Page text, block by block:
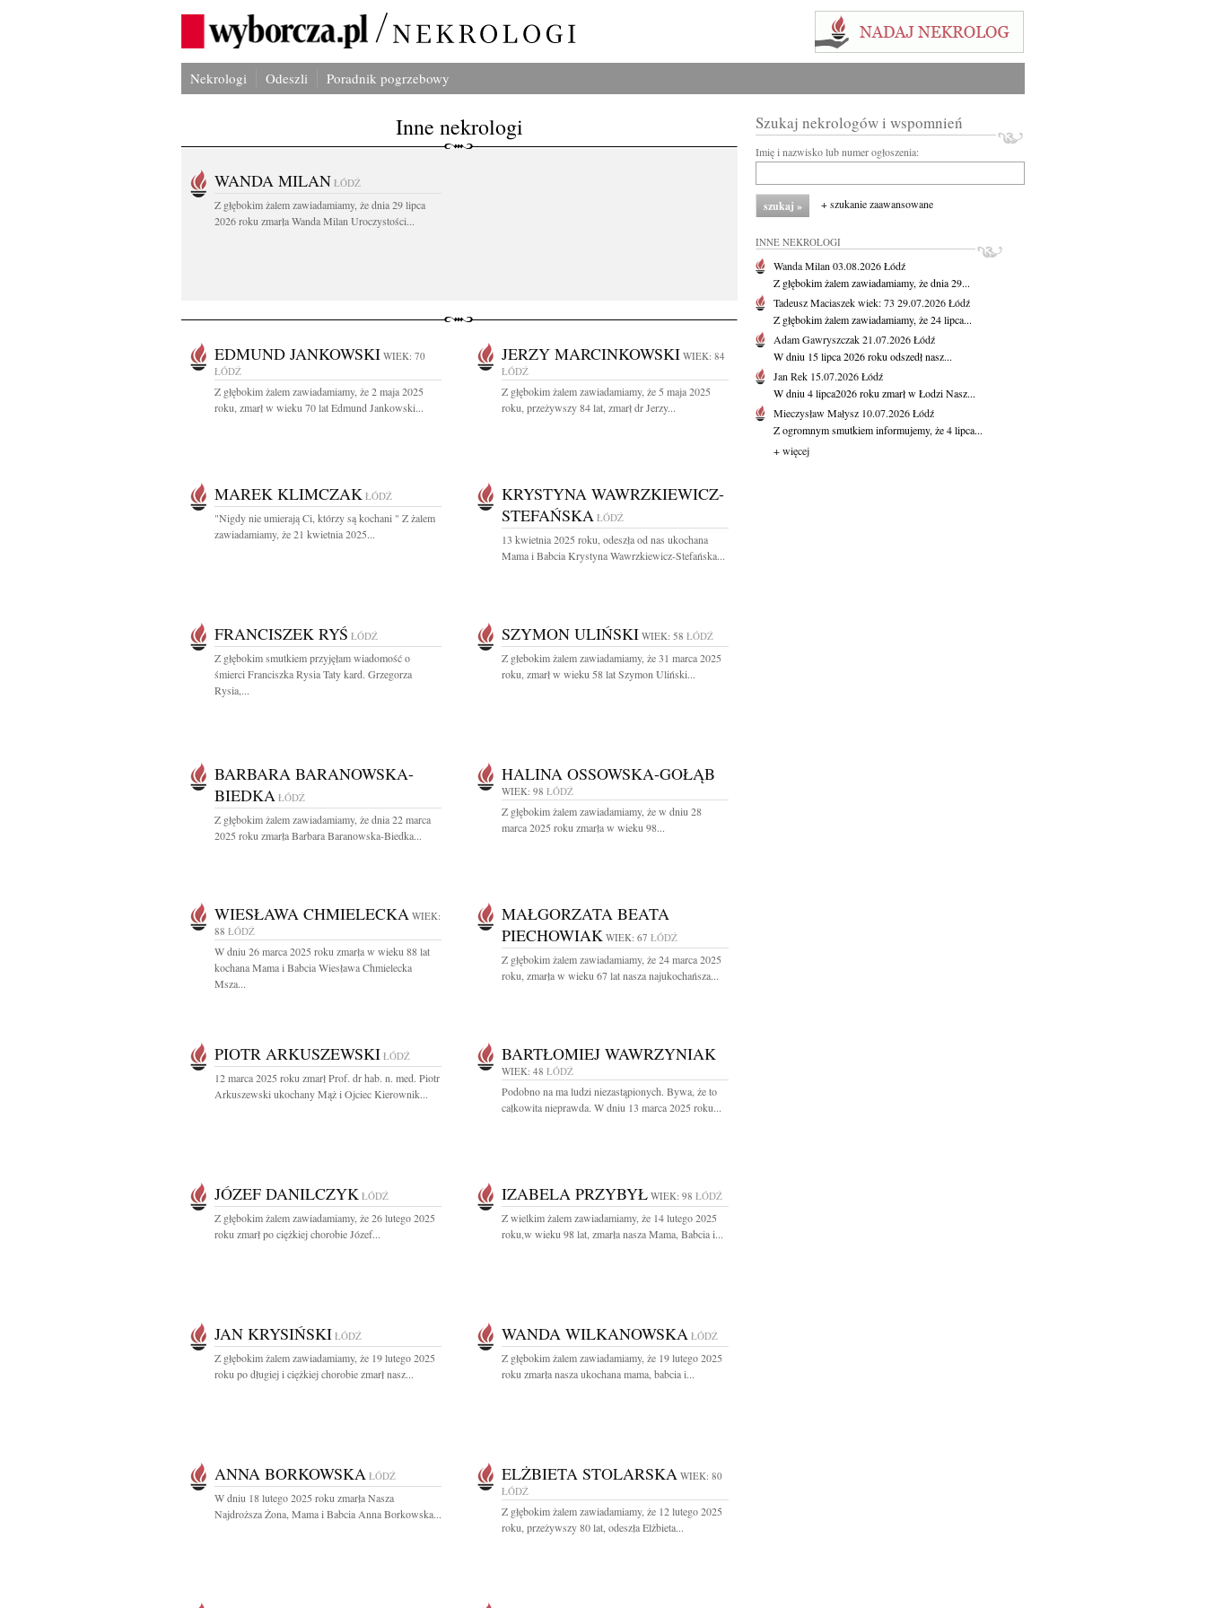
Nekrologi Odeszli Poradnik pogrzebowy
Inne nekrologi
WANDA MILAN ŁÓDŹ
Z głębokim żalem zawiadamiamy, że dnia 29 lipca
2026 roku zmarła Wanda Milan Uroczystości...
EDMUND JANKOWSKI WIEK: 70
ŁÓDŹ
Z głębokim żalem zawiadamiamy, że 2 maja 2025
roku, zmarł w wieku 70 lat Edmund Jankowski...
JERZY MARCINKOWSKI WIEK: 84
ŁÓDŹ
Z głębokim żalem zawiadamiamy, że 5 maja 2025
roku, przeżywszy 84 lat, zmarł dr Jerzy...
MAREK KLIMCZAK ŁÓDŹ
"Nigdy nie umierają Ci, którzy są kochani " Z żalem
zawiadamiamy, że 21 kwietnia 2025...
KRYSTYNA WAWRZKIEWICZ-
STEFAŃSKA ŁÓDŹ
13 kwietnia 2025 roku, odeszła od nas ukochana
Mama i Babcia Krystyna Wawrzkiewicz-Stefańska...
FRANCISZEK RYŚ ŁÓDŹ
Z głębokim smutkiem przyjęłam wiadomość o
śmierci Franciszka Rysia Taty kard. Grzegorza
Rysia,...
SZYMON ULIŃSKI WIEK: 58 ŁÓDŹ
Z głebokim żalem zawiadamiamy, że 31 marca 2025
roku, zmarł w wieku 58 lat Szymon Uliński...
BARBARA BARANOWSKA-
BIEDKA ŁÓDŹ
Z głębokim żalem zawiadamiamy, że dnia 22 marca
2025 roku zmarła Barbara Baranowska-Biedka...
HALINA OSSOWSKA-GOŁĄB
WIEK: 98 ŁÓDŹ
Z głębokim żalem zawiadamiamy, że w dniu 28
marca 2025 roku zmarła w wieku 98...
WIESŁAWA CHMIELECKA WIEK:
88 ŁÓDŹ
W dniu 26 marca 2025 roku zmarła w wieku 88 lat
kochana Mama i Babcia Wiesława Chmielecka
Msza...
MAŁGORZATA BEATA
PIECHOWIAK WIEK: 67 ŁÓDŹ
Z głębokim żalem zawiadamiamy, że 24 marca 2025
roku, zmarła w wieku 67 lat nasza najukochańsza...
PIOTR ARKUSZEWSKI ŁÓDŹ
12 marca 2025 roku zmarł Prof. dr hab. n. med. Piotr
Arkuszewski ukochany Mąż i Ojciec Kierownik...
BARTŁOMIEJ WAWRZYNIAK
WIEK: 48 ŁÓDŹ
Podobno na ma ludzi niezastąpionych. Bywa, że to
całkowita nieprawda. W dniu 13 marca 2025 roku...
JÓZEF DANILCZYK ŁÓDŹ
Z głębokim żalem zawiadamiamy, że 26 lutego 2025
roku zmarł po ciężkiej chorobie Józef...
IZABELA PRZYBYŁ WIEK: 98 ŁÓDŹ
Z wielkim żalem zawiadamiamy, że 14 lutego 2025
roku,w wieku 98 lat, zmarła nasza Mama, Babcia i...
JAN KRYSIŃSKI ŁÓDŹ
Z głębokim żalem zawiadamiamy, że 19 lutego 2025
roku po długiej i ciężkiej chorobie zmarł nasz...
WANDA WILKANOWSKA ŁÓDŹ
Z głębokim żalem zawiadamiamy, że 19 lutego 2025
roku zmarła nasza ukochana mama, babcia i...
ANNA BORKOWSKA ŁÓDŹ
W dniu 18 lutego 2025 roku zmarła Nasza
Najdroższa Żona, Mama i Babcia Anna Borkowska...
ELŻBIETA STOLARSKA WIEK: 80
ŁÓDŹ
Z głębokim żalem zawiadamiamy, że 12 lutego 2025
roku, przeżywszy 80 lat, odeszła Elżbieta...
Szukaj nekrologów i wspomnień
Imię i nazwisko lub numer ogłoszenia:
+ szukanie zaawansowane
INNE NEKROLOGI
Wanda Milan 03.08.2026Łódź
Z głębokim żalem zawiadamiamy, że dnia 29...
Tadeusz Maciaszekwiek: 73 29.07.2026Łódź
Z głębokim żalem zawiadamiamy, że 24 lipca...
Adam Gawryszczak21.07.2026Łódź
W dniu 15 lipca 2026 roku odszedł nasz...
Jan Rek 15.07.2026Łódź
W dniu 4 lipca2026 roku zmarł w Łodzi Nasz...
Mieczysław Małysz 10.07.2026Łódź
Z ogromnym smutkiem informujemy, że 4 lipca...
+ więcej